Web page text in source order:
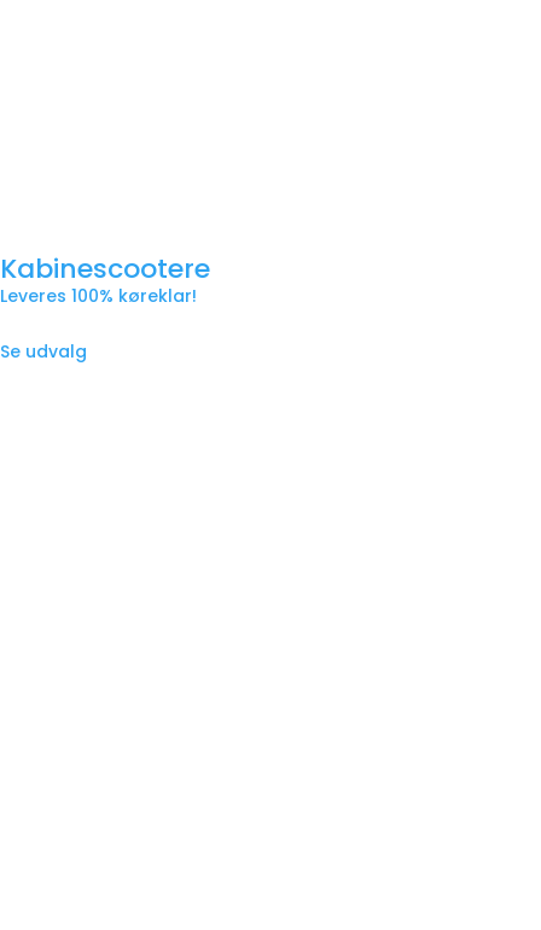
Kabinescootere
Leveres 100% køreklar!
Se udvalg